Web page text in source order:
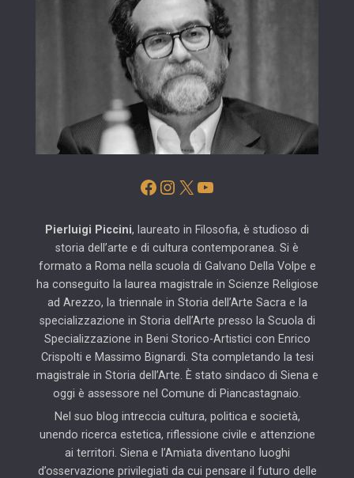
Facebook
Instagram
X YouTube
Pierluigi Piccini, laureato in Filosofia, è studioso di
storia dell’arte e di cultura contemporanea. Si è
formato a Roma nella scuola di Galvano Della Volpe e
ha conseguito la laurea magistrale in Scienze Religiose
ad Arezzo, la triennale in Storia dell’Arte Sacra e la
specializzazione in Storia dell’Arte presso la Scuola di
Specializzazione in Beni Storico-Artistici con Enrico
Crispolti e Massimo Bignardi. Sta completando la tesi
magistrale in Storia dell’Arte. È stato sindaco di Siena e
oggi è assessore nel Comune di Piancastagnaio.
Nel suo blog intreccia cultura, politica e società,
unendo ricerca estetica, riflessione civile e attenzione
ai territori. Siena e l’Amiata diventano luoghi
d’osservazione privilegiati da cui pensare il futuro delle